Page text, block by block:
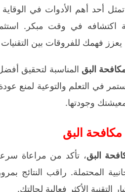
تمثل أحد أهم الأدوات في
اكتشافه في وقت مبكر.
فهمك للفروقات بين
البق المناسبة لتحقيق
في التعلم والتوعية لمنع عودة
وجودتها.
مكافحة البق
البق، تأكد من مراعاة
الجانبية المحتملة. راقب
الأكثر فعالية لحالتك.